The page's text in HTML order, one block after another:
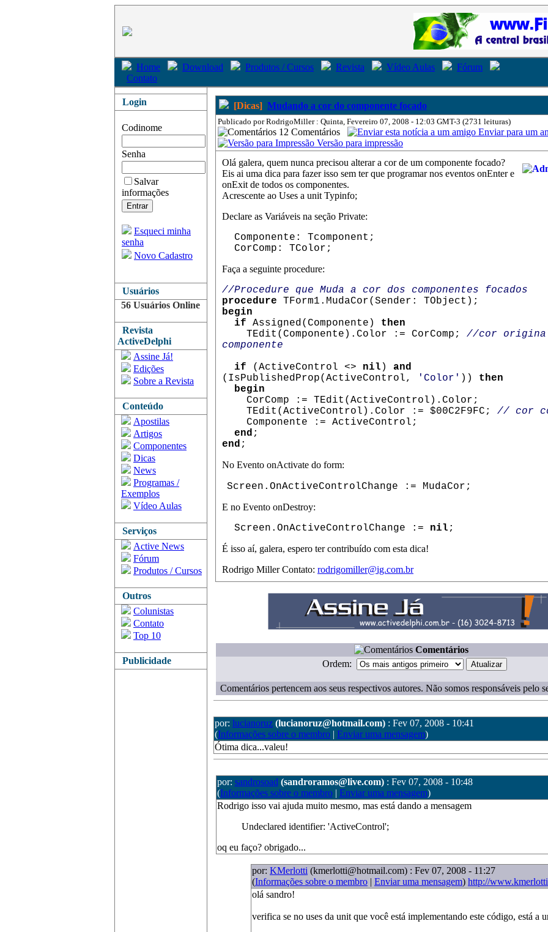
Home Download Produtos / Cursos Revista Vídeo Aulas
Fórum
Contato
Login
Codinome
Senha
Salvar
informações
Esqueci minha
senha
Novo Cadastro
Usuários
56 Usuários Online
Revista
ActiveDelphi
Assine Já!
Edições
Sobre a Revista
Conteúdo
Apostilas
Artigos
Componentes
Dicas
News
Programas /
Exemplos
Vídeo Aulas
Serviços
Active News
Fórum
Produtos / Cursos
Outros
Colunistas
Contato
Top 10
Publicidade
[Dicas] Mudando a cor do componente focado
Publicado por RodrigoMiller : Quinta, Fevereiro 07, 2008 - 12:03 GMT-3 (2731 leituras)
12 Comentários
Enviar para um
Versão para impressão
Olá galera, quem nunca precisou alterar a cor de um componente focado?
Eis ai uma dica para fazer isso sem ter que programar nos eventos onEnter e
onExit de todos os componentes.
Acrescente ao Uses a unit Typinfo;
Declare as Variáveis na seção Private:
Componente: Tcomponent;
CorComp: TColor;
Faça a seguinte procedure:
//Procedure que Muda a cor dos componentes focados
procedure TForm1.MudaCor(Sender: TObject);
begin
if Assigned(Componente) then
TEdit(Componente).Color := CorComp; //cor
componente
if (ActiveControl <> nil ) and
(IsPublishedProp(ActiveControl,
'Color' )) then
begin
CorComp := TEdit(ActiveControl).Color;
TEdit(ActiveControl).Color := $00C2F9FC; // cor
Componente := ActiveControl;
end ;
end ;
No Evento onActivate do form:
Screen.OnActiveControlChange := MudaCor;
E no Evento onDestroy:
Screen.OnActiveControlChange := nil ;
É isso aí, galera, espero ter contribuído com esta dica!
Rodrigo Miller Contato: rodrigomiller@ig.com.br
Comentários
Ordem:
Comentários pertencem aos seus respectivos autores. Não somos responsáveis pelo
por: lucianoruz (lucianoruz@hotmail.com) : Fev 07, 2008 - 10:41
(Informações sobre o membro | Enviar uma mensagem)
Ótima dica...valeu!
por: sandrosoad (sandroramos@live.com) : Fev 07, 2008 - 10:48
(Informações sobre o membro| Enviar uma mensagem)
Rodrigo isso vai ajuda muito mesmo, mas está dando a mensagem
Undeclared identifier: 'ActiveControl';
oq eu faço? obrigado...
por: KMerlotti (kmerlotti@hotmail.com) : Fev 07, 2008 - 11:27
(Informações sobre o membro | Enviar uma mensagem) http://
olá sandro!
verifica se no uses da unit que você está implementando este código, está a